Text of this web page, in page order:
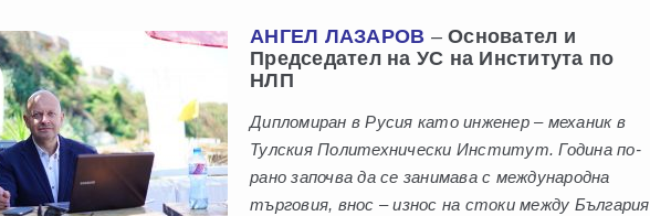
АНГЕЛ ЛАЗАРОВ – Основател и
Председател на УС на Института по
НЛП
Дипломиран в Русия като инженер – механик в
Тулския Политехнически Институт. Година по-
рано започва да се занимава с международна
търговия, внос – износ на стоки между България